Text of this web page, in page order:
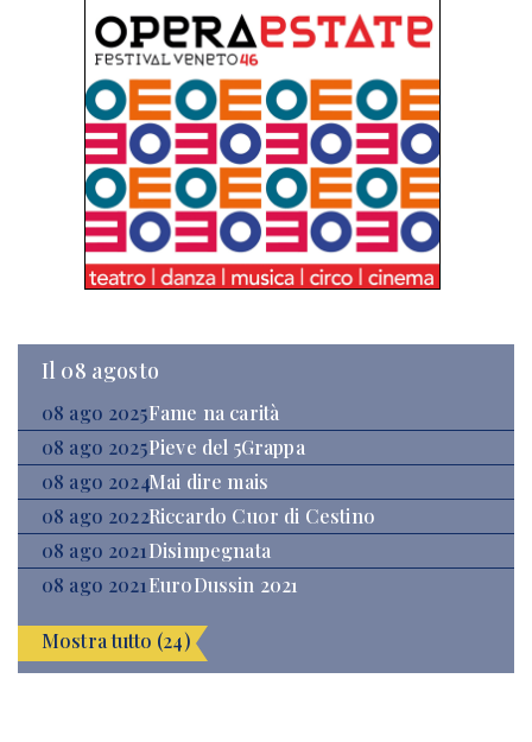
Il 08 agosto
08 ago 2025Fame na carità
08 ago 2025Pieve del 5Grappa
08 ago 2024Mai dire mais
08 ago 2022Riccardo Cuor di Cestino
08 ago 2021Disimpegnata
08 ago 2021EuroDussin 2021
Mostra tutto (24)